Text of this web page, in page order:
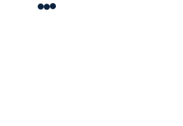
Loading